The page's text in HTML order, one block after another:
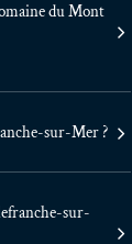
du Mont
sur-Mer ?
sur-